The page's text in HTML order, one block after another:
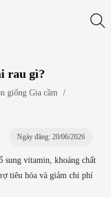
rau gì?
giống Gia cầm
/
Ngày đăng: 20/06/2026
sung vitamin, khoáng chất
tiêu hóa và giảm chi phí